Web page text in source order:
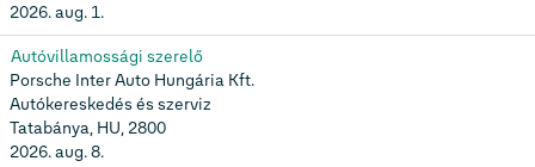
2026. aug. 1.
Autóvillamossági szerelő
Porsche Inter Auto Hungária Kft.
Autókereskedés és szerviz
Tatabánya, HU, 2800
2026. aug. 8.